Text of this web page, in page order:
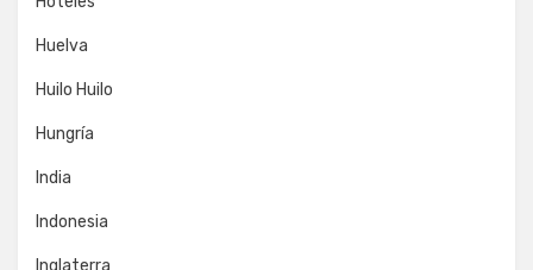
Huelva
Huilo Huilo
Hungría
India
Indonesia